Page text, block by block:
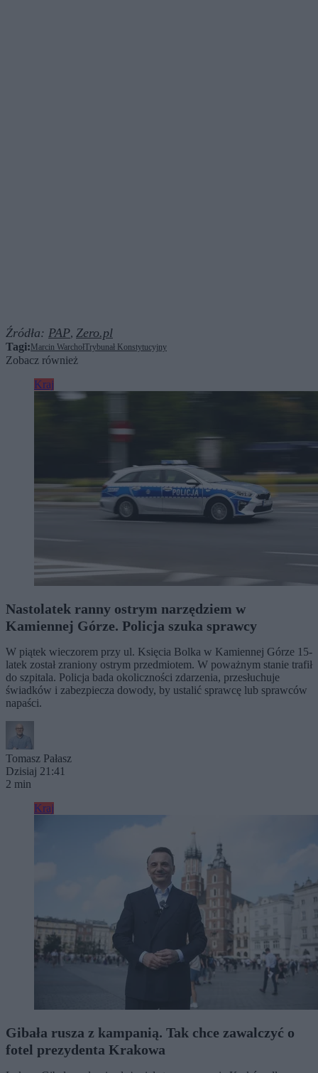
Źródła: PAP, Zero.pl
Tagi: Marcin WarchołTrybunał Konstytucyjny
Zobacz również
Kraj
Nastolatek ranny ostrym narzędziem w
Kamiennej Górze. Policja szuka sprawcy
W piątek wieczorem przy ul. Księcia Bolka w Kamiennej Górze 15-
latek został zraniony ostrym przedmiotem. W poważnym stanie trafił
do szpitala. Policja bada okoliczności zdarzenia, przesłuchuje
świadków i zabezpiecza dowody, by ustalić sprawcę lub sprawców
napaści.
Tomasz Pałasz
Dzisiaj 21:41
2 min
Kraj
Gibała rusza z kampanią. Tak chce zawalczyć o
fotel prezydenta Krakowa